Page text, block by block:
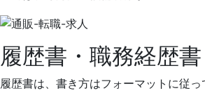
履歴書・職務経歴書
履歴書は、書き方はフォーマットに従